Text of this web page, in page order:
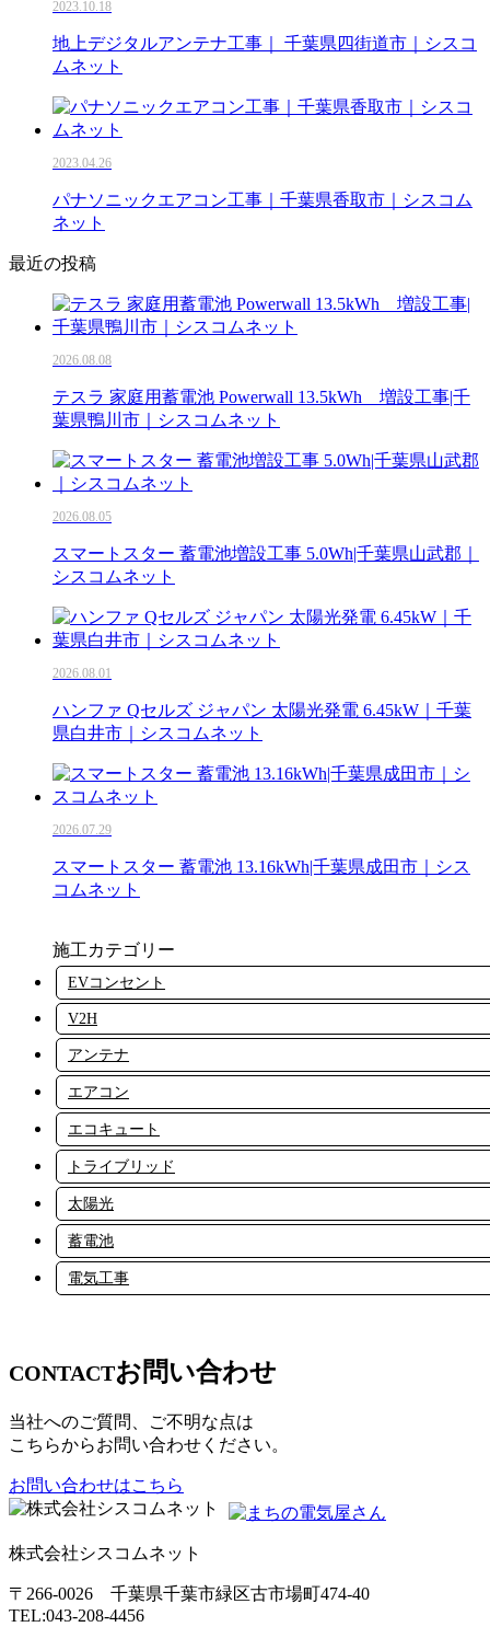
2023.10.18
地上デジタルアンテナ工事｜ 千葉県四街道市｜シスコ
ムネット
2023.04.26
パナソニックエアコン工事｜千葉県香取市｜シスコム
ネット
最近の投稿
2026.08.08
テスラ 家庭用蓄電池 Powerwall 13.5kWh 増設工事|千
葉県鴨川市｜シスコムネット
2026.08.05
スマートスター 蓄電池増設工事 5.0Wh|千葉県山武郡｜
シスコムネット
2026.08.01
ハンファ Qセルズ ジャパン 太陽光発電 6.45kW｜千葉
県白井市｜シスコムネット
2026.07.29
スマートスター 蓄電池 13.16kWh|千葉県成田市｜シス
コムネット
施工カテゴリー
EVコンセント
V2H
アンテナ
エアコン
エコキュート
トライブリッド
太陽光
蓄電池
電気工事
CONTACTお問い合わせ
当社へのご質問、ご不明な点は
こちらからお問い合わせください。
お問い合わせはこちら
株式会社シスコムネット
〒266-0026 千葉県千葉市緑区古市場町474-40
TEL:043-208-4456